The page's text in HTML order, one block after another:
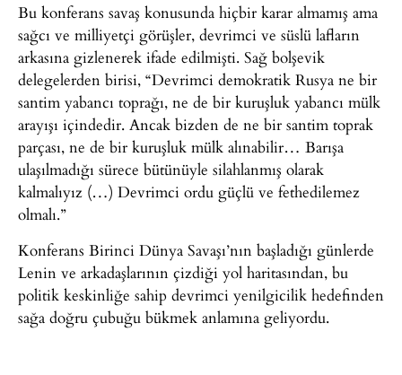
Bu konferans savaş konusunda hiçbir karar almamış ama
sağcı ve milliyetçi görüşler, devrimci ve süslü lafların
arkasına gizlenerek ifade edilmişti. Sağ bolşevik
delegelerden birisi, “Devrimci demokratik Rusya ne bir
santim yabancı toprağı, ne de bir kuruşluk yabancı mülk
arayışı içindedir. Ancak bizden de ne bir santim toprak
parçası, ne de bir kuruşluk mülk alınabilir… Barışa
ulaşılmadığı sürece bütünüyle silahlanmış olarak
kalmalıyız (…) Devrimci ordu güçlü ve fethedilemez
olmalı.”
Konferans Birinci Dünya Savaşı’nın başladığı günlerde
Lenin ve arkadaşlarının çizdiği yol haritasından, bu
politik keskinliğe sahip devrimci yenilgicilik hedefinden
sağa doğru çubuğu bükmek anlamına geliyordu.